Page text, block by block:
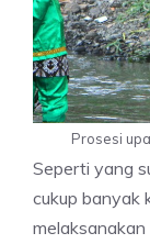
Prosesi
Seperti yang
cukup banyak